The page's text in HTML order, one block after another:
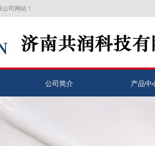
司网站！
公司简介 产品中